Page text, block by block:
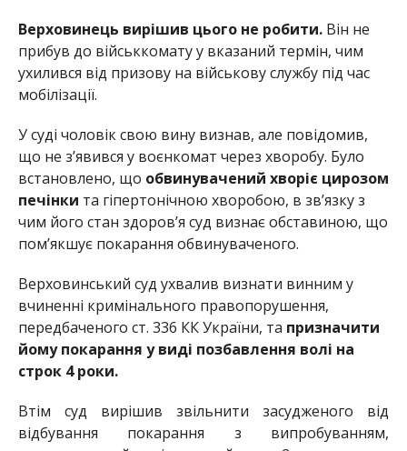
Верховинець вирішив цього не робити.Він не
прибув до військкомату у вказаний термін, чим
ухилився від призову на військову службу під час
мобілізації.
У суді чоловік свою вину визнав, але повідомив,
що не з’явився у воєнкомат через хворобу. Було
встановлено, що обвинувачений хворіє цирозом
печінки та гіпертонічною хворобою, в зв’язку з
чим його стан здоров’я суд визнає обставиною, що
пом’якшує покарання обвинуваченого.
Верховинський суд ухвалив визнати винним у
вчиненні кримінального правопорушення,
передбаченого ст. 336 КК України, та призначити
йому покарання у виді позбавлення волі на
строк 4 роки.
Втім суд вирішив звільнити засудженого від
відбування покарання з випробуванням,